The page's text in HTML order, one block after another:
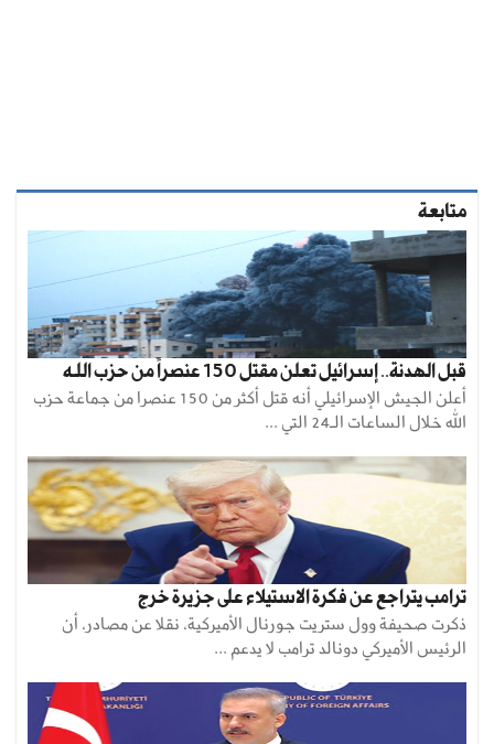
متابعة
قبل الهدنة.. إسرائيل تعلن مقتل 150 عنصراً من حزب اللـه
أعلن الجيش الإسرائيلي أنه قتل أكثر من 150 عنصرا من جماعة حزب
الله خلال الساعات الـ24 التي ...
ترامب يتراجع عن فكرة الاستيلاء على جزيرة خرج
ذكرت صحيفة وول ستريت جورنال الأميركية، نقلا عن مصادر، أن
الرئيس الأميركي دونالد ترامب لا يدعم ...